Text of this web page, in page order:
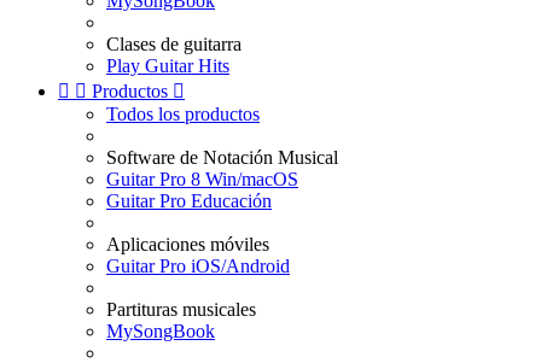
Clases de guitarra
Play Guitar Hits
  Productos 
Todos los productos
Software de Notación Musical
Guitar Pro 8 Win/macOS
Guitar Pro Educación
Aplicaciones móviles
Guitar Pro iOS/Android
Partituras musicales
MySongBook